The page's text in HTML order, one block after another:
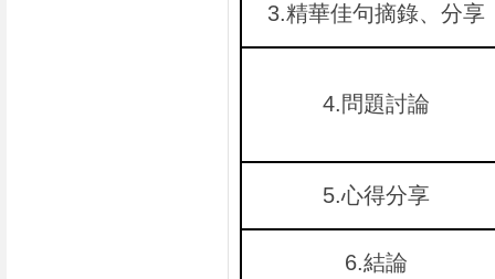
3.精華佳句摘錄、分享
4.問題討論
5.心得分享
6.結論